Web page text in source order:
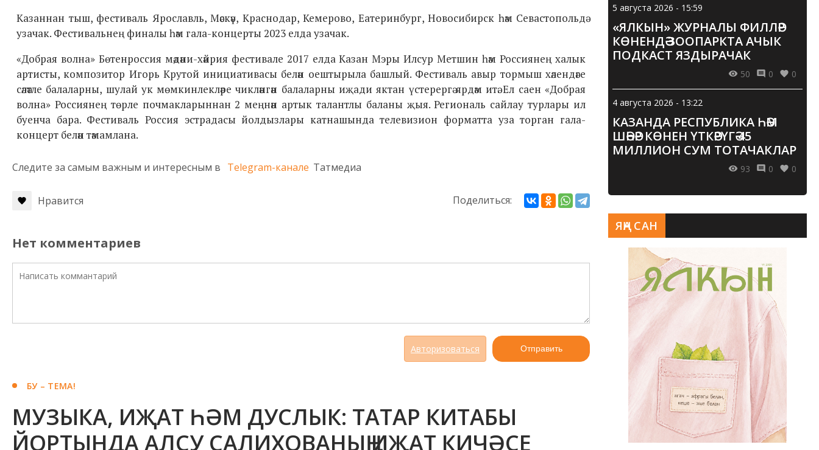
Казаннан тыш, фестиваль Ярославль, Мәскәү, Краснодар, Кемерово, Еатеринбург, Новосибирск һәм Севастопольдә
узачак. Фестивальнең финалы һәм гала-концерты 2023 елда узачак.
«Добрая волна» Бөтенроссия мәдәни-хәйрия фестивале 2017 елда Казан Мэры Илсур Метшин һәм Россиянең халык
артисты, композитор Игорь Крутой инициативасы белән оештырыла башлый. Фестиваль авыр тормыш хәлендәге
сәләтле балаларны, шулай ук мөмкинлекләре чикләнгән балаларны иҗади яктан үстерергә ярдәм итә. Ел саен «Добрая
волна» Россиянең төрле почмакларыннан 2 меңнән артык талантлы баланы җыя. Региональ сайлау турлары ил
буенча бара. Фестиваль Россия эстрадасы йолдызлары катнашында телевизион форматта уза торган гала-
концерт белән тәмамлана.
Следите за самым важным и интересным в Telegram-канале Татмедиа
Нравится Поделиться:
Нет комментариев
Авторизоваться Отправить
БУ – ТЕМА!
МУЗЫКА, ИҖАТ ҺӘМ ДУСЛЫК: ТАТАР КИТАБЫ
ЙОРТЫНДА АЛСУ САЛИХОВАНЫҢ ИҖАТ КИЧӘСЕ
5 августа 2026 - 15:59
«ЯЛКЫН» ЖУРНАЛЫ ФИЛЛӘР
КӨНЕНДӘ ЗООПАРКТА АЧЫК
ПОДКАСТ ЯЗДЫРАЧАК
50 0 0
4 августа 2026 - 13:22
КАЗАНДА РЕСПУБЛИКА ҺӘМ
ШӘҺӘР КӨНЕН ҮТКӘРҮГӘ 45
МИЛЛИОН СУМ ТОТАЧАКЛАР
93 0 0
ЯҢА САН